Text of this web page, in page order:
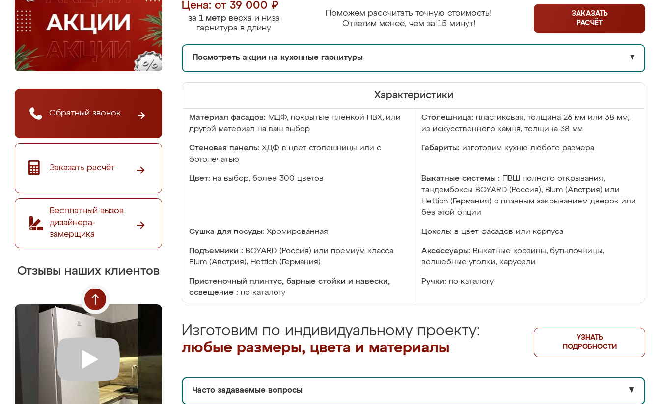
Обратный звонок
Заказать расчёт
Бесплатный вызов
дизайнера-
замерщика
Отзывы наших клиентов
Цена: от 39 000 ₽
за 1 метрверха и низа
гарнитура в длину
Поможем рассчитать точную стоимость!
Ответим менее, чем за 15 минут!
ЗАКАЗАТЬ
РАСЧЁТ
Посмотреть акции на кухонные гарнитуры ▼
Характеристики
Материал фасадов: МДФ, покрытые плёнкой ПВХ, или
другой материал на ваш выбор
Столешница: пластиковая, толщина 26 мм или 38 мм;
из искусственного камня, толщина 38 мм
Стеновая панель: ХДФ в цвет столешницы или с
фотопечатью
Габариты: изготовим кухню любого размера
Цвет: на выбор, более 300 цветов Выкатные системы :
ПВШ полного открывания,
тандембоксы BOYARD (Россия), Blum (Австрия) или
Hettich (Германия) с плавным закрыванием дверок или
без этой опции
Сушка для посуды: Хромированная Цоколь: в цвет фасадов или корпуса
Подъемники : BOYARD (Россия) или премиум класса
Blum (Австрия), Hettich (Германия)
Аксессуары: Выкатные корзины, бутылочницы,
волшебные уголки, карусели
Пристеночный плинтус, барные стойки и навески,
освещение : по каталогу
Ручки: по каталогу
Изготовим по индивидуальному проекту:
любые размеры, цвета и материалы
УЗНАТЬ
ПОДРОБНОСТИ
Часто задаваемые вопросы ▼